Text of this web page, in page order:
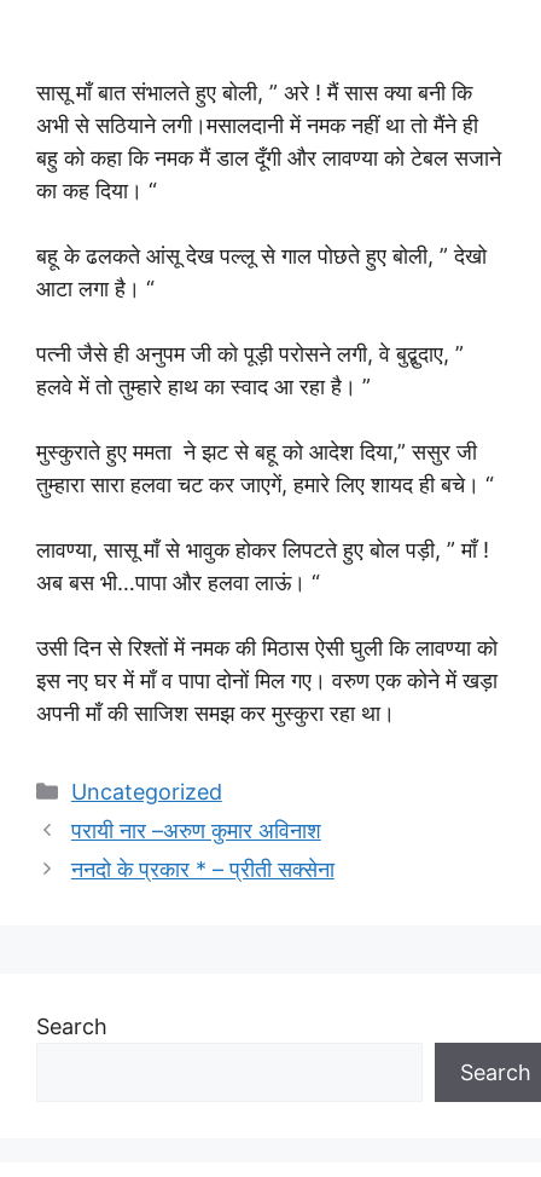
सासू माँ बात संभालते हुए बोली, ” अरे ! मैं सास क्या बनी कि
अभी से सठियाने लगी।मसालदानी में नमक नहीं था तो मैंने ही
बहु को कहा कि नमक मैं डाल दूँगी और लावण्या को टेबल सजाने
का कह दिया। “
बहू के ढलकते आंसू देख पल्लू से गाल पोछते हुए बोली, ” देखो
आटा लगा है। “
पत्नी जैसे ही अनुपम जी को पूड़ी परोसने लगी, वे बुद्बुदाए, ”
हलवे में तो तुम्हारे हाथ का स्वाद आ रहा है। ”
मुस्कुराते हुए ममता ने झट से बहू को आदेश दिया,” ससुर जी
तुम्हारा सारा हलवा चट कर जाएगें, हमारे लिए शायद ही बचे। “
लावण्या, सासू माँ से भावुक होकर लिपटते हुए बोल पड़ी, ” माँ !
अब बस भी…पापा और हलवा लाऊं। “
उसी दिन से रिश्तों में नमक की मिठास ऐसी घुली कि लावण्या को
इस नए घर में माँ व पापा दोनों मिल गए। वरुण एक कोने में खड़ा
अपनी माँ की साजिश समझ कर मुस्कुरा रहा था।
Categories
Uncategorized
परायी नार –अरुण कुमार अविनाश
ननदो के प्रकार * – प्रीती सक्सेना
Search
Search